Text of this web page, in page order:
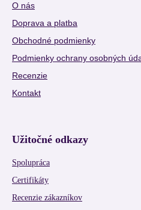
O nás
Doprava a platba
Obchodné podmienky
Podmienky ochrany osobných
Recenzie
Kontakt
Užitočné odkazy
Spolupráca
Certifikáty
Recenzie zákazníkov